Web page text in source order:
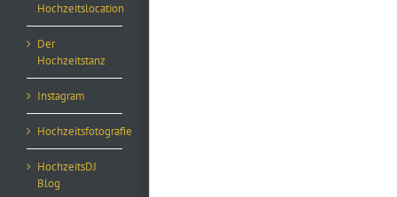
Hochzeitslocation
Der
Hochzeitstanz
Instagram
Hochzeitsfotografie
HochzeitsDJ
Blog